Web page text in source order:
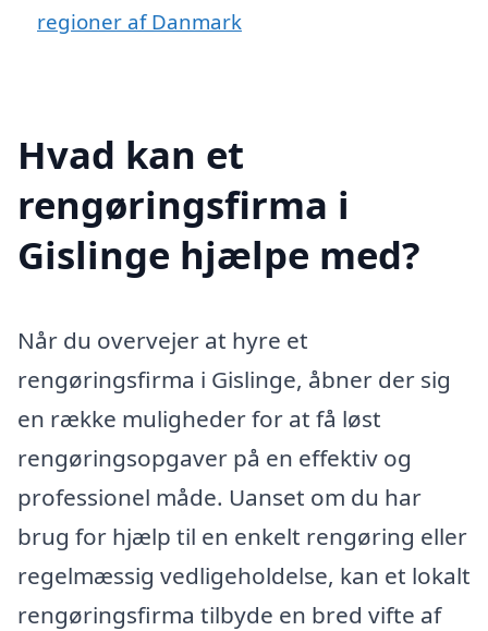
regioner af Danmark
Hvad kan et
rengøringsfirma i
Gislinge hjælpe med?
Når du overvejer at hyre et
rengøringsfirma i Gislinge, åbner der sig
en række muligheder for at få løst
rengøringsopgaver på en effektiv og
professionel måde. Uanset om du har
brug for hjælp til en enkelt rengøring eller
regelmæssig vedligeholdelse, kan et lokalt
rengøringsfirma tilbyde en bred vifte af